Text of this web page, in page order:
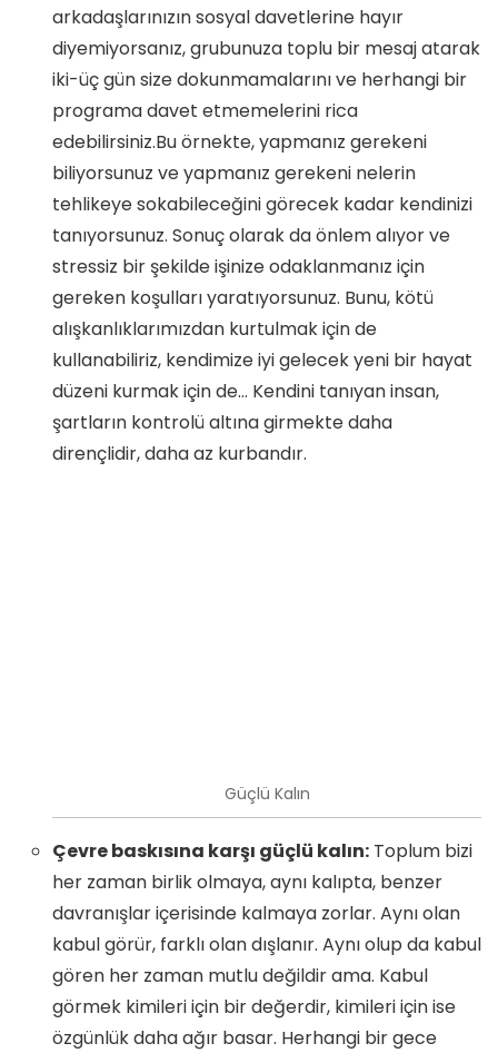
arkadaşlarınızın sosyal davetlerine hayır
diyemiyorsanız, grubunuza toplu bir mesaj atarak
iki-üç gün size dokunmamalarını ve herhangi bir
programa davet etmemelerini rica
edebilirsiniz.Bu örnekte, yapmanız gerekeni
biliyorsunuz ve yapmanız gerekeni nelerin
tehlikeye sokabileceğini görecek kadar kendinizi
tanıyorsunuz. Sonuç olarak da önlem alıyor ve
stressiz bir şekilde işinize odaklanmanız için
gereken koşulları yaratıyorsunuz. Bunu, kötü
alışkanlıklarımızdan kurtulmak için de
kullanabiliriz, kendimize iyi gelecek yeni bir hayat
düzeni kurmak için de… Kendini tanıyan insan,
şartların kontrolü altına girmekte daha
dirençlidir, daha az kurbandır.
Güçlü Kalın
Çevre baskısına karşı güçlü kalın: Toplum bizi
her zaman birlik olmaya, aynı kalıpta, benzer
davranışlar içerisinde kalmaya zorlar. Aynı olan
kabul görür, farklı olan dışlanır. Aynı olup da kabul
gören her zaman mutlu değildir ama. Kabul
görmek kimileri için bir değerdir, kimileri için ise
özgünlük daha ağır basar. Herhangi bir gece